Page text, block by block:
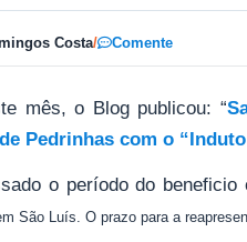
Costa/ Comente
mês, o Blog publicou: “
Pedrinhas com o
o período do
São Luís. O prazo para a